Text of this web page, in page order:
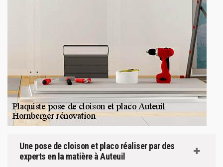
Une pose de cloison et placo réaliser par des
experts en la matière à Auteuil